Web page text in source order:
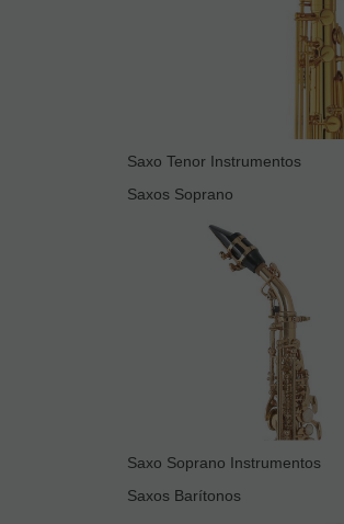
Saxo Tenor Instrumentos
Saxos Soprano
Saxo Soprano Instrumentos
Saxos Barítonos